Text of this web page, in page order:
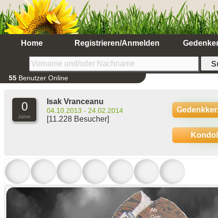
Home Registrieren/Anmelden
55 Benutzer Online
0
Jahre
Isak Vranceanu
04.10.2013 - 24.02.2014
[11.228 Besucher]
Als